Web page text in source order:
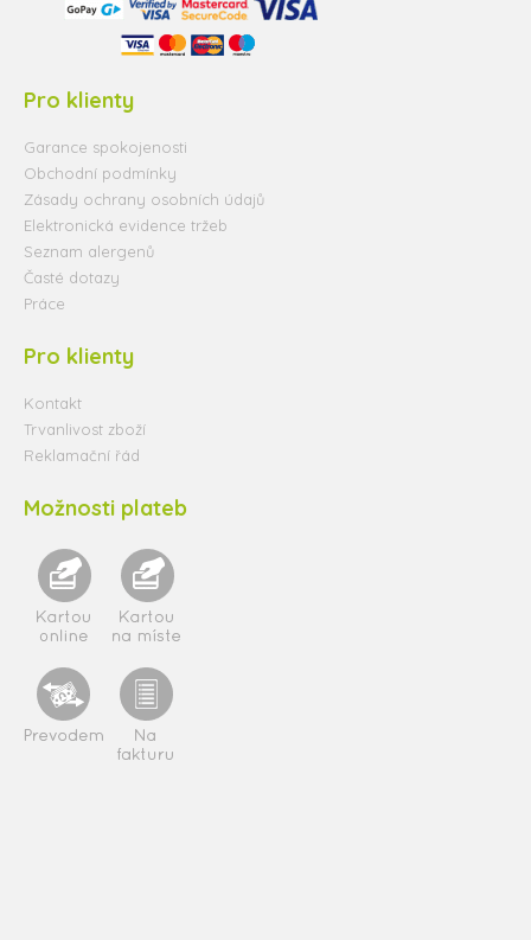
Pro klienty
Garance spokojenosti
Obchodní podmínky
Zásady ochrany osobních údajů
Elektronická evidence tržeb
Seznam alergenů
Časté dotazy
Práce
Pro klienty
Kontakt
Trvanlivost zboží
Reklamační řád
Možnosti plateb